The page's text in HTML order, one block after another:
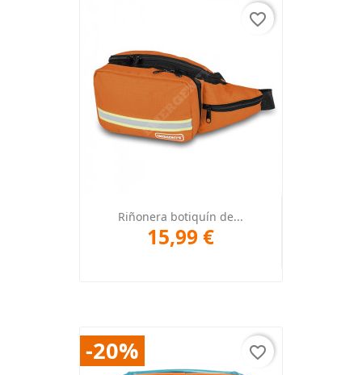
Riñonera botiquín de...
15,99 €
favorite_border
-20% favorite_border